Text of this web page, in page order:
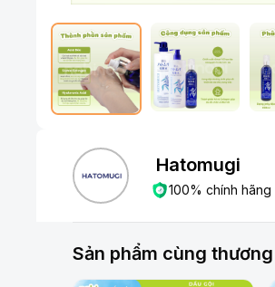
Hatomugi
100% chính hãng
Sản phẩm cùng